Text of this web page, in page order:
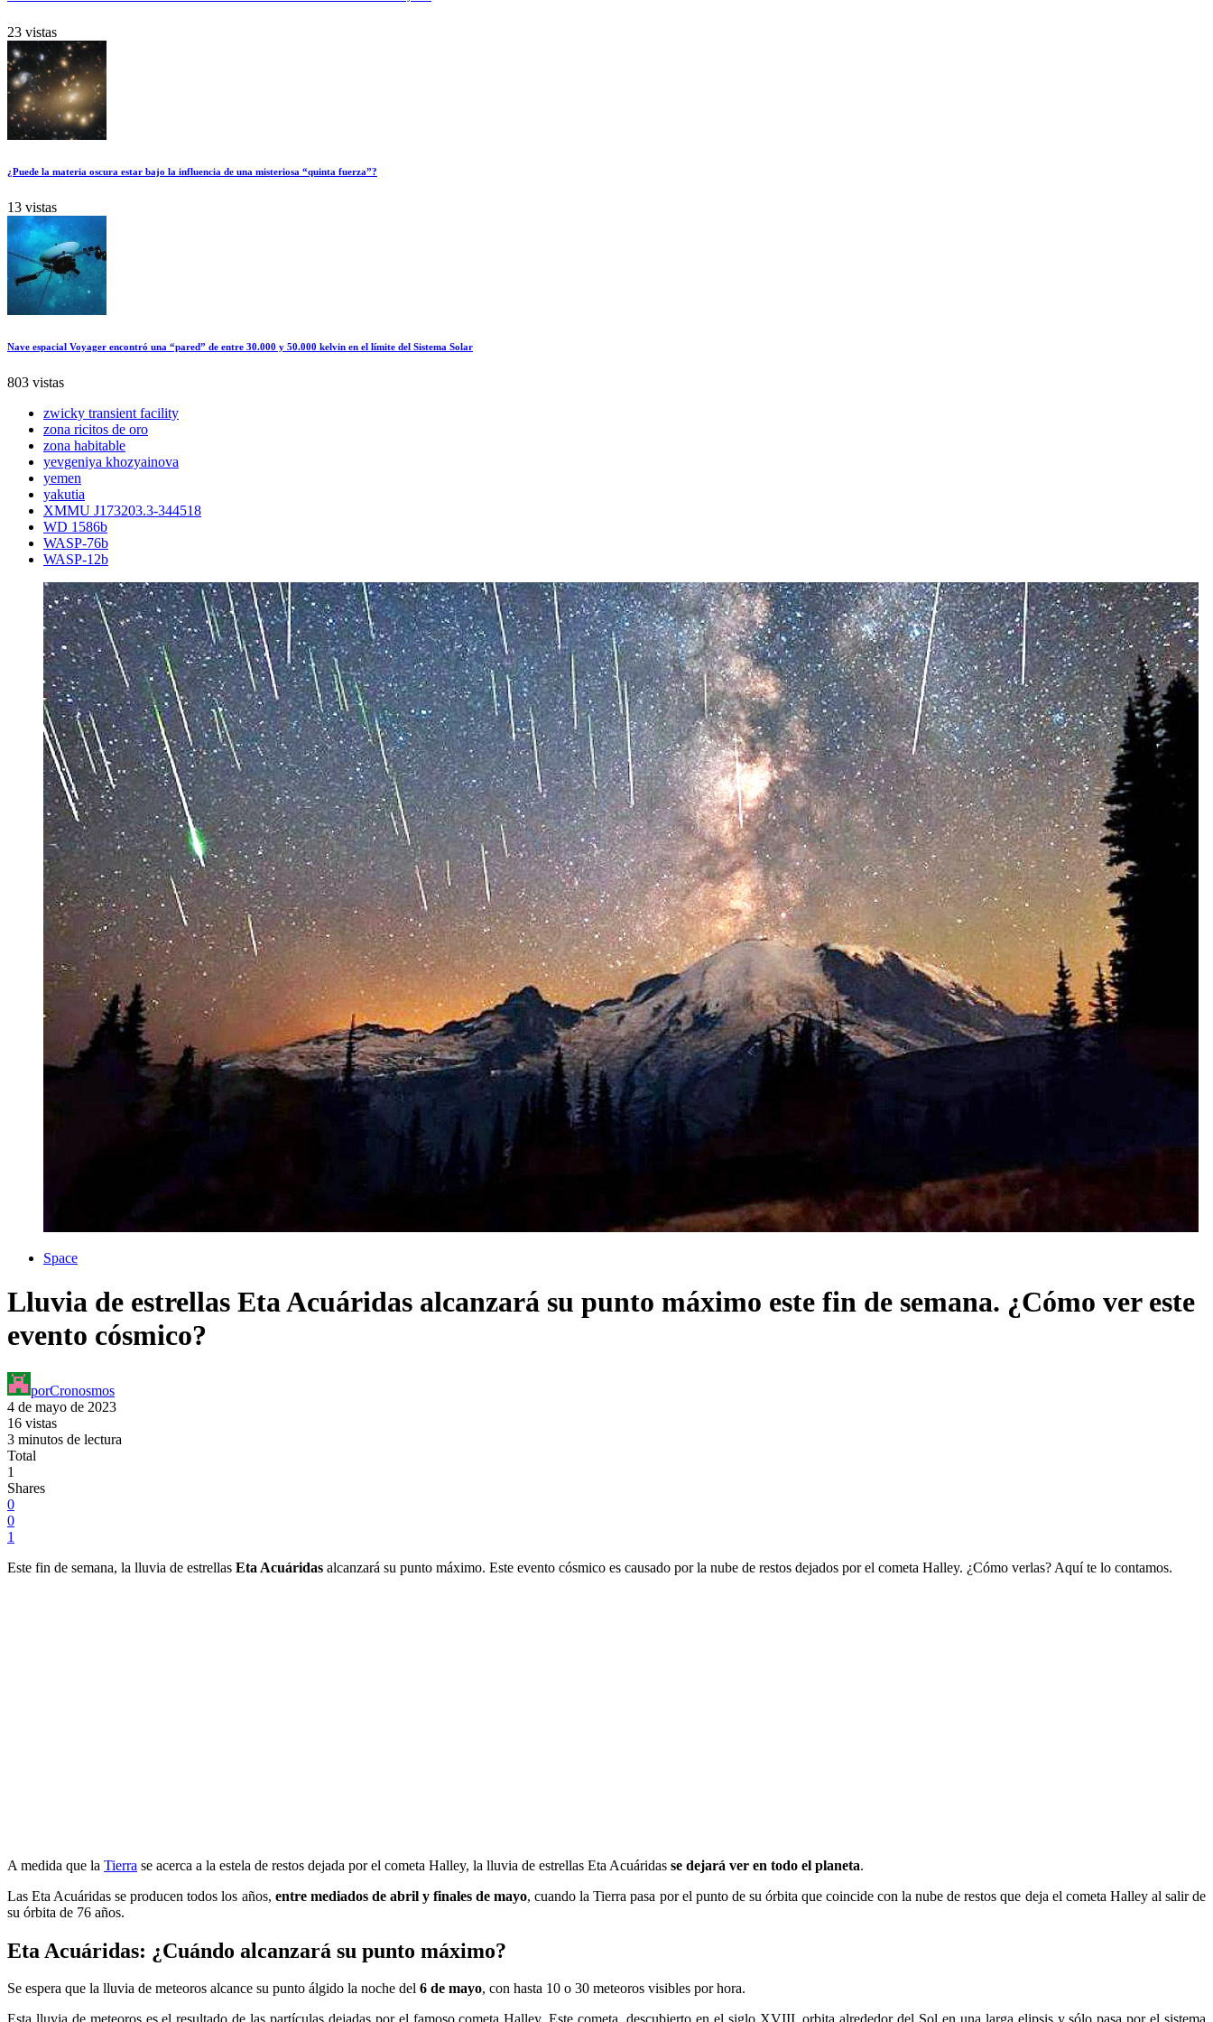
23 vistas
¿Puede la materia oscura estar bajo la influencia de una misteriosa “quinta fuerza”?
13 vistas
Nave espacial Voyager encontró una “pared” de entre 30.000 y 50.000 kelvin en el límite del Sistema Solar
803 vistas
zwicky transient facility
zona ricitos de oro
zona habitable
yevgeniya khozyainova
yemen
yakutia
XMMU J173203.3-344518
WD 1586b
WASP-76b
WASP-12b
Space
Lluvia de estrellas Eta Acuáridas alcanzará su punto máximo este fin de semana. ¿Cómo ver este
evento cósmico?
porCronosmos
4 de mayo de 2023
16 vistas
3 minutos de lectura
Total
1
Shares
0
0
1
Este fin de semana, la lluvia de estrellas Eta Acuáridas alcanzará su punto máximo. Este evento cósmico es causado por la nube de restos dejados por el cometa Halley. ¿Cómo verlas? Aquí te lo contamos.
A medida que la Tierra se acerca a la estela de restos dejada por el cometa Halley, la lluvia de estrellas Eta Acuáridas se dejará ver en todo el planeta.
Las Eta Acuáridas se producen todos los años, entre mediados de abril y finales de mayo, cuando la Tierra pasa por el punto de su órbita que coincide con la nube de restos que deja el cometa Halley al salir de
su órbita de 76 años.
Eta Acuáridas: ¿Cuándo alcanzará su punto máximo?
Se espera que la lluvia de meteoros alcance su punto álgido la noche del 6 de mayo, con hasta 10 o 30 meteoros visibles por hora.